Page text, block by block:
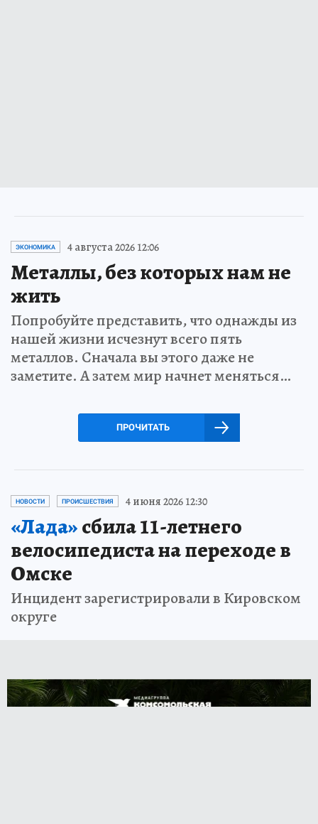
ЭКОНОМИКА 4 августа 2026 12:06
Металлы, без которых нам не
жить
Попробуйте представить, что однажды из
нашей жизни исчезнут всего пять
металлов. Сначала вы этого даже не
заметите. А затем мир начнет меняться…
ПРОЧИТАТЬ
НОВОСТИ ПРОИСШЕСТВИЯ 4 июня 2026 12:30
«Лада»сбила 11-летнего
велосипедиста на переходе в
Омске
Инцидент зарегистрировали в Кировском
округе